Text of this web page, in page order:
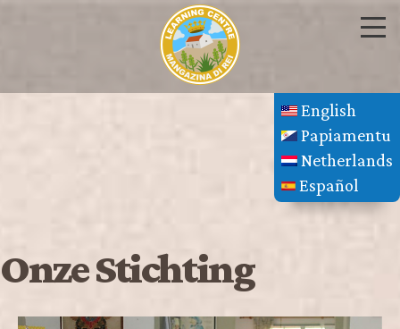
English
Papiamentu
Netherlands
Español
Onze Stichting